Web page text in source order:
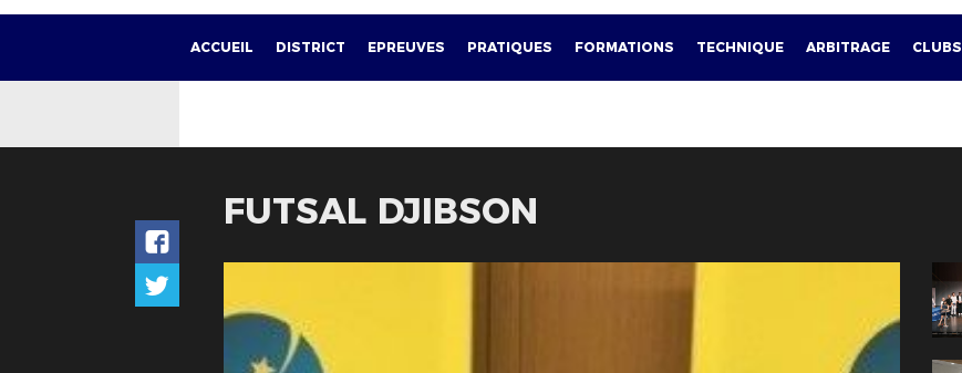
ACCUEIL DISTRICT EPREUVES PRATIQUES FORMATIONS TECHNIQUE ARBITRAGE CLUBS
FUTSAL DJIBSON